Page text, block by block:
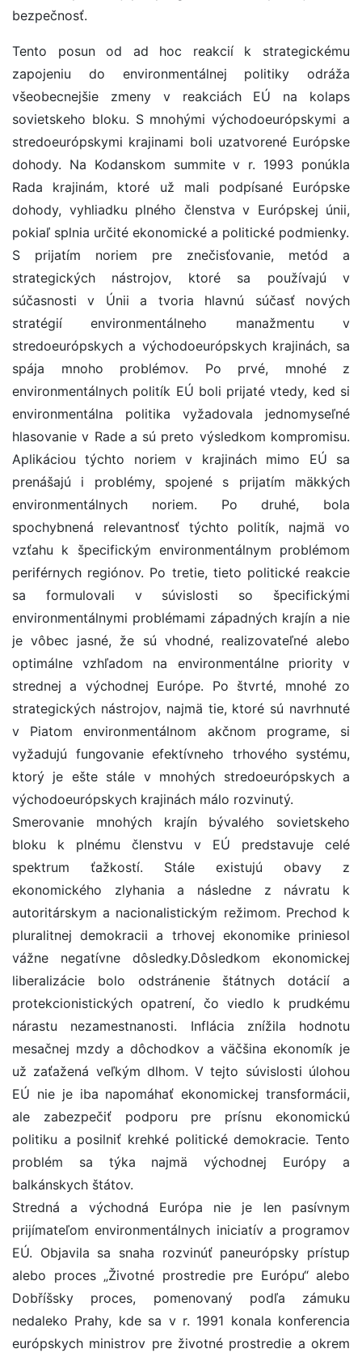
bezpečnosť.
Tento posun od ad hoc reakcií k strategickému
zapojeniu do environmentálnej politiky odráža
všeobecnejšie zmeny v reakciách EÚ na kolaps
sovietskeho bloku. S mnohými východoeurópskymi a
stredoeurópskymi krajinami boli uzatvorené Európske
dohody. Na Kodanskom summite v r. 1993 ponúkla
Rada krajinám, ktoré už mali podpísané Európske
dohody, vyhliadku plného členstva v Európskej únii,
pokiaľ splnia určité ekonomické a politické podmienky.
S prijatím noriem pre znečisťovanie, metód a
strategických nástrojov, ktoré sa používajú v
súčasnosti v Únii a tvoria hlavnú súčasť nových
stratégií environmentálneho manažmentu v
stredoeurópskych a východoeurópskych krajinách, sa
spája mnoho problémov. Po prvé, mnohé z
environmentálnych politík EÚ boli prijaté vtedy, ked si
environmentálna politika vyžadovala jednomyseľné
hlasovanie v Rade a sú preto výsledkom kompromisu.
Aplikáciou týchto noriem v krajinách mimo EÚ sa
prenášajú i problémy, spojené s prijatím mäkkých
environmentálnych noriem. Po druhé, bola
spochybnená relevantnosť týchto politík, najmä vo
vzťahu k špecifickým environmentálnym problémom
periférnych regiónov. Po tretie, tieto politické reakcie
sa formulovali v súvislosti so špecifickými
environmentálnymi problémami západných krajín a nie
je vôbec jasné, že sú vhodné, realizovateľné alebo
optimálne vzhľadom na environmentálne priority v
strednej a východnej Európe. Po štvrté, mnohé zo
strategických nástrojov, najmä tie, ktoré sú navrhnuté
v Piatom environmentálnom akčnom programe, si
vyžadujú fungovanie efektívneho trhového systému,
ktorý je ešte stále v mnohých stredoeurópskych a
východoeurópskych krajinách málo rozvinutý.
Smerovanie mnohých krajín bývalého sovietskeho
bloku k plnému členstvu v EÚ predstavuje celé
spektrum ťažkostí. Stále existujú obavy z
ekonomického zlyhania a následne z návratu k
autoritárskym a nacionalistickým režimom. Prechod k
pluralitnej demokracii a trhovej ekonomike priniesol
vážne negatívne dôsledky.Dôsledkom ekonomickej
liberalizácie bolo odstránenie štátnych dotácií a
protekcionistických opatrení, čo viedlo k prudkému
nárastu nezamestnanosti. Inflácia znížila hodnotu
mesačnej mzdy a dôchodkov a väčšina ekonomík je
už zaťažená veľkým dlhom. V tejto súvislosti úlohou
EÚ nie je iba napomáhať ekonomickej transformácii,
ale zabezpečiť podporu pre prísnu ekonomickú
politiku a posilniť krehké politické demokracie. Tento
problém sa týka najmä východnej Európy a
balkánskych štátov.
Stredná a východná Európa nie je len pasívnym
prijímateľom environmentálnych iniciatív a programov
EÚ. Objavila sa snaha rozvinúť paneurópsky prístup
alebo proces „Životné prostredie pre Európu“ alebo
Dobříšsky proces, pomenovaný podľa zámuku
nedaleko Prahy, kde sa v r. 1991 konala konferencia
európskych ministrov pre životné prostredie a okrem